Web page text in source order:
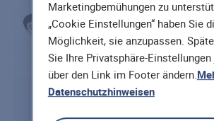
Marketingbemühungen zu
„Cookie Einstellungen“ haben Sie
Möglichkeit, sie anzupassen.
Sie Ihre Privatsphäre-
über den Link im Footer ändern.
Datenschutzhinweisen